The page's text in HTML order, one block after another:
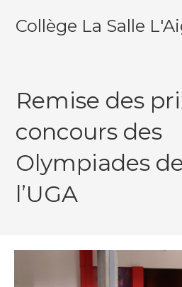
Collège La Salle
Remise des
concours des
Olympiades
l’UGA